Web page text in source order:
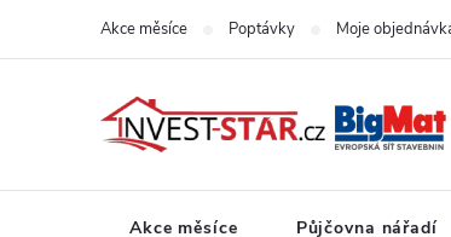
Akce měsíce Poptávky Moje
Akce měsíce Půjčovna nářadí